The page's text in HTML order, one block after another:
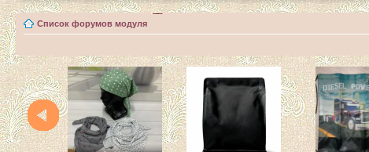
Список форумов модуля